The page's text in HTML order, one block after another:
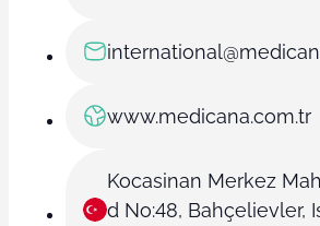
www.medicana.com.tr
Kocasinan Merkez
d No:48, Bahçelievler,